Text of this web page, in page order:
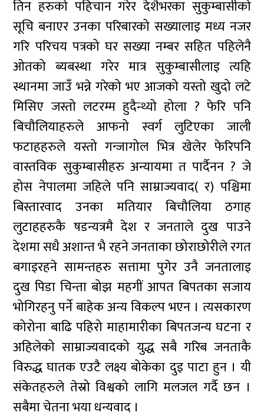
तिन हरुको पहिचान गरेर देशैभरका सुकुम्बासीको
सूचि बनाएर उनका परिबारको सख्यालाइ मध्य नजर
गरि परिचय पत्रको घर सख्या नम्बर सहित पहिलेनै
ओतको ब्यबस्था गरेर मात्र सुकुम्बासीलाइ त्यहि
स्थानमा जाउँ भन्ने गरेको भए आजको यस्तो खुदो लटे
मिसिए जस्तो लटरम्म हुदैन्थ्यो होला ? फेरि पनि
बिचौलियाहरुले आफनो स्वर्ग लुटिएका जाली
फटाहहरुले यस्तो गन्जागोल भित्र खेलेर फेरिपनि
वास्तविक सुकुम्बासीहरु अन्यायमा त पार्दैनन ? जे
होस नेपालमा जहिले पनि साम्राज्यवाद( र) पश्चिमा
बिस्तारवाद उनका मतियार बिचौलिया ठगाह
लुटाहहरुकै षडन्यत्रमै देश र जनताले दुख पाउने
देशमा सधै अशान्त भै रहने जनताका छोराछोरीले रगत
बगाइरहने सामन्तहरु सत्तामा पुगेर उनै जनतालाइ
दुख पिडा चिन्ता बोझ महगीं आपत बिपतका सजाय
भोगिरहनु पर्ने बाहेक अन्य विकल्प भएन । त्यसकारण
कोरोना बाढि पहिरो माहामारीका बिपतजन्य घटना र
अहिलेको साम्राज्यवादको युद्ध सबै गरिब जनताकै
विरुद्ध घातक एउटै लक्ष्य बोकेका दुइ पाटा हुन । यी
संकेतहरुले तेस्रो विश्वको लागि मलजल गर्दै छन ।
सबैमा चेतना भया धन्यवाद ।